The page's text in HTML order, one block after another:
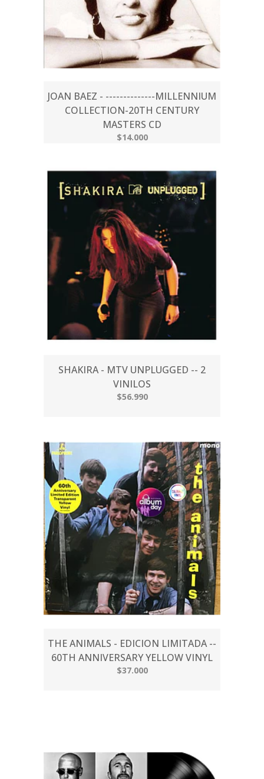
JOAN BAEZ - --------------MILLENNIUM
COLLECTION-20TH CENTURY
MASTERS CD
$14.000
SHAKIRA - MTV UNPLUGGED -- 2
VINILOS
$56.990
THE ANIMALS - EDICION LIMITADA --
60TH ANNIVERSARY YELLOW VINYL
$37.000